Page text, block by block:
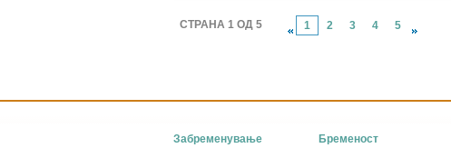
СТРАНА 1 ОД 5 1 2 3 4 5
Забременување
Бременост